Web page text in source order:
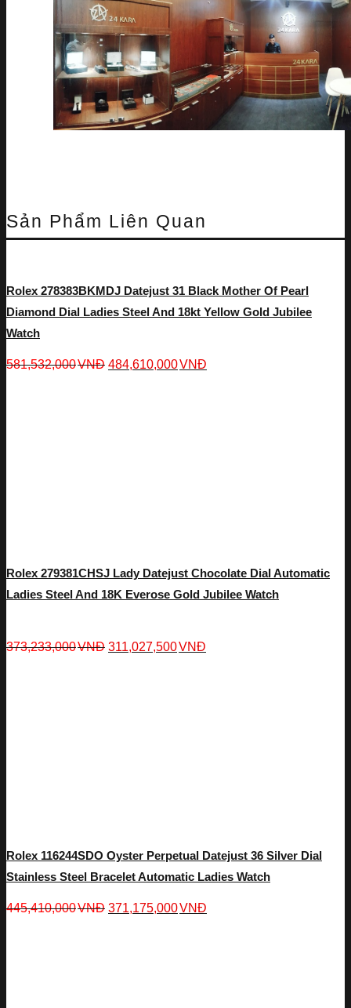
Sản Phẩm Liên Quan
Rolex 278383BKMDJ Datejust 31 Black Mother Of Pearl
Diamond Dial Ladies Steel And 18kt Yellow Gold Jubilee
Watch
581,532,000VNĐ 484,610,000VNĐ
Rolex 279381CHSJ Lady Datejust Chocolate Dial Automatic
Ladies Steel And 18K Everose Gold Jubilee Watch
373,233,000VNĐ 311,027,500VNĐ
Rolex 116244SDO Oyster Perpetual Datejust 36 Silver Dial
Stainless Steel Bracelet Automatic Ladies Watch
445,410,000VNĐ 371,175,000VNĐ